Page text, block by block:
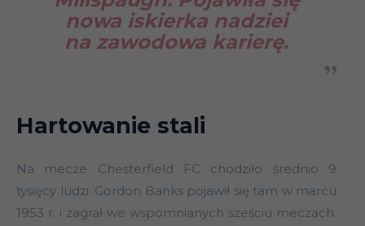
nowa iskierka nadziei
na zawodowa karierę.
Hartowanie stali
Na mecze Chesterfield FC chodziło średnio 9
tysięcy ludzi. Gordon Banks pojawił się tam w marcu
1953 r. i zagrał we wspomnianych sześciu meczach.